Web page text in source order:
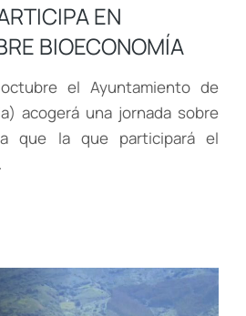
EN
BIOECONOMÍA
el Ayuntamiento de
acogerá una jornada sobre
que la que participará el